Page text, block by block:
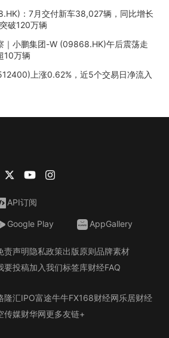
：7月交付新车38,027辆，同比增长
破120万辆
｜小鹏集团-W (09868.HK)午后震荡走
10万辆
上涨0.62%，近5个交易日净流入
API订阅
Google Play AppGallery
责声明隐私政策出版原则品牌素材
要投稿加入我们标签库财经FAQ
隆汇IPO富途牛牛FX168财经网乐居财经
传媒财华网更多友链+